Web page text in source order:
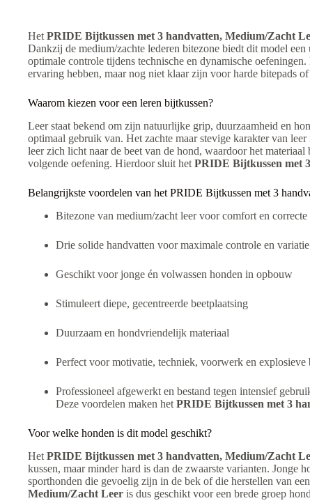
Het PRIDE Bijtkussen met 3 handvatten, Medium/Zacht
Dankzij de medium/zachte lederen bitezone biedt dit model
optimale controle tijdens technische en dynamische
ervaring hebben, maar nog niet klaar zijn voor harde bitepads
Waarom kiezen voor een leren bijtkussen?
Leer staat bekend om zijn natuurlijke grip, duurzaamheid en
optimaal gebruik van. Het zachte maar stevige karakter van
leer zich licht naar de beet van de hond, waardoor het
volgende oefening. Hierdoor sluit het PRIDE Bijtkussen met
Belangrijkste voordelen van het PRIDE Bijtkussen met 3
Bitezone van medium/zacht leer voor comfort en correcte
Drie solide handvatten voor maximale controle en variatie
Geschikt voor jonge én volwassen honden in opbouw
Stimuleert diepe, gecentreerde beetplaatsing
Duurzaam en hondvriendelijk materiaal
Perfect voor motivatie, techniek, voorwerk en explosieve
Professioneel afgewerkt en bestand tegen intensief
Deze voordelen maken het PRIDE Bijtkussen met 3
Voor welke honden is dit model geschikt?
Het PRIDE Bijtkussen met 3 handvatten, Medium/Zacht
kussen, maar minder hard is dan de zwaarste varianten. Jonge
sporthonden die gevoelig zijn in de bek of die herstellen van
Medium/Zacht Leer is dus geschikt voor een brede groep